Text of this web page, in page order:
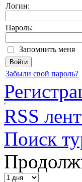
Логин:
Пароль:
Запомнить меня
Забыли свой пароль?
RSS
Поиск